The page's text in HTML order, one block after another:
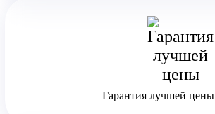
Гарантия лучшей цены